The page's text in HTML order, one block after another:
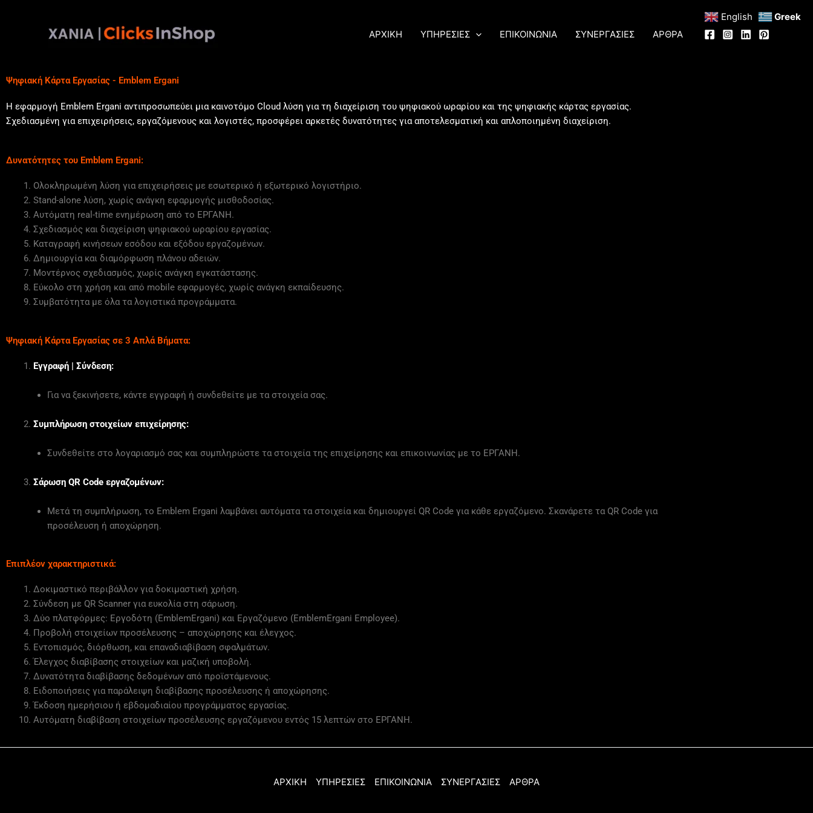
περιεχόμενο
ΑΡΧΙΚΗ ΥΠΗΡΕΣΙΕΣ ΕΠΙΚΟΙΝΩΝΙΑ ΣΥΝΕΡΓΑΣΙΕΣ ΑΡΘΡΑ
Ψηφιακή Κάρτα Εργασίας - Emblem Ergani
Η εφαρμογή Emblem Ergani αντιπροσωπεύει μια καινοτόμο Cloud λύση για τη διαχείριση του ψηφιακού ωραρίου και της ψηφιακής κάρτας εργασίας.
Σχεδιασμένη για επιχειρήσεις, εργαζόμενους και λογιστές, προσφέρει αρκετές δυνατότητες για αποτελεσματική και απλοποιημένη διαχείριση.
Δυνατότητες του Emblem Ergani:
Ολοκληρωμένη λύση για επιχειρήσεις με εσωτερικό ή εξωτερικό λογιστήριο.
Stand-alone λύση, χωρίς ανάγκη εφαρμογής μισθοδοσίας.
Αυτόματη real-time ενημέρωση από το ΕΡΓΑΝΗ.
Σχεδιασμός και διαχείριση ψηφιακού ωραρίου εργασίας.
Καταγραφή κινήσεων εσόδου και εξόδου εργαζομένων.
Δημιουργία και διαμόρφωση πλάνου αδειών.
Μοντέρνος σχεδιασμός, χωρίς ανάγκη εγκατάστασης.
Εύκολο στη χρήση και από mobile εφαρμογές, χωρίς ανάγκη εκπαίδευσης.
Συμβατότητα με όλα τα λογιστικά προγράμματα.
Ψηφιακή Κάρτα Εργασίας σε 3 Απλά Βήματα:
Εγγραφή | Σύνδεση:
Για να ξεκινήσετε, κάντε εγγραφή ή συνδεθείτε με τα στοιχεία σας.
Συμπλήρωση στοιχείων επιχείρησης:
Συνδεθείτε στο λογαριασμό σας και συμπληρώστε τα στοιχεία της επιχείρησης και επικοινωνίας με το ΕΡΓΑΝΗ.
Σάρωση QR Code εργαζομένων:
Μετά τη συμπλήρωση, το Emblem Ergani λαμβάνει αυτόματα τα στοιχεία και δημιουργεί QR Code για κάθε εργαζόμενο. Σκανάρετε τα QR Code για
προσέλευση ή αποχώρηση.
Επιπλέον χαρακτηριστικά:
Δοκιμαστικό περιβάλλον για δοκιμαστική χρήση.
Σύνδεση με QR Scanner για ευκολία στη σάρωση.
Δύο πλατφόρμες: Εργοδότη (EmblemErgani) και Εργαζόμενο (EmblemErgani Employee).
Προβολή στοιχείων προσέλευσης – αποχώρησης και έλεγχος.
Εντοπισμός, διόρθωση, και επαναδιαβίβαση σφαλμάτων.
Έλεγχος διαβίβασης στοιχείων και μαζική υποβολή.
Δυνατότητα διαβίβασης δεδομένων από προϊστάμενους.
Ειδοποιήσεις για παράλειψη διαβίβασης προσέλευσης ή αποχώρησης.
Έκδοση ημερήσιου ή εβδομαδιαίου προγράμματος εργασίας.
Αυτόματη διαβίβαση στοιχείων προσέλευσης εργαζόμενου εντός 15 λεπτών στο ΕΡΓΑΝΗ.
ΑΡΧΙΚΗ ΥΠΗΡΕΣΙΕΣ ΕΠΙΚΟΙΝΩΝΙΑ ΣΥΝΕΡΓΑΣΙΕΣ ΑΡΘΡΑ
English Greek